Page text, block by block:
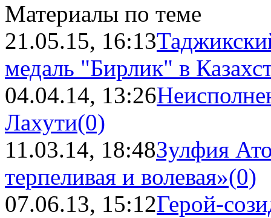
Материалы по теме
21.05.15, 16:13
медаль "Бирлик" в
04.04.14, 13:26
Лахути(0)
11.03.14, 18:48Зулфия
терпеливая и волевая»(0)
07.06.13, 15:12Герой-